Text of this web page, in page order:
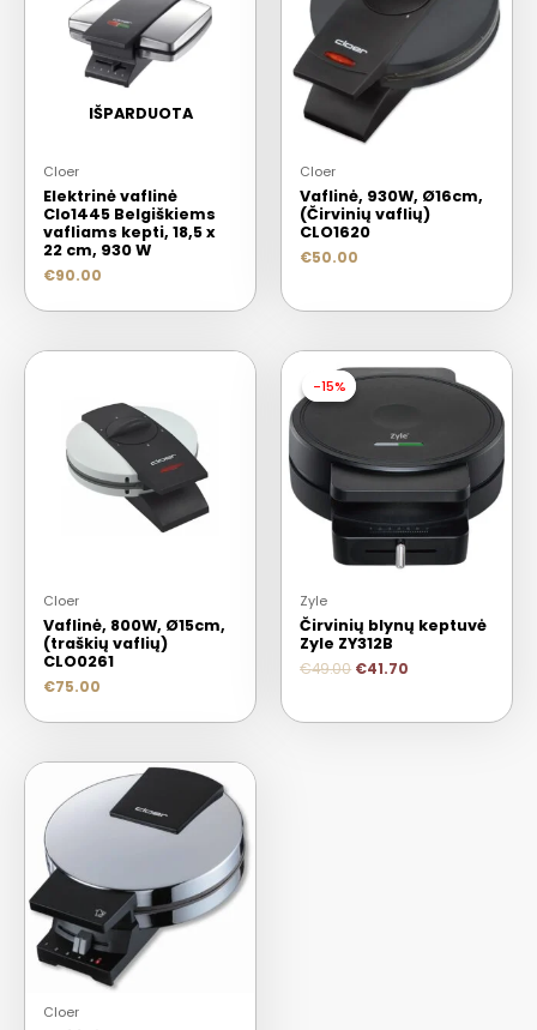
IŠPARDUOTA
Cloer
Elektrinė vaflinė
Clo1445 Belgiškiems
vafliams kepti, 18,5 x
22 cm, 930 W
€90.00
Cloer
Vaflinė, 930W, Ø16cm,
(Čirvinių vaflių)
CLO1620
€50.00
Cloer
Vaflinė, 800W, Ø15cm,
(traškių vaflių)
CLO0261
€75.00
-15%
-15%
Zyle
Čirvinių blynų keptuvė
Zyle ZY312B
€49.00 €41.70
Cloer